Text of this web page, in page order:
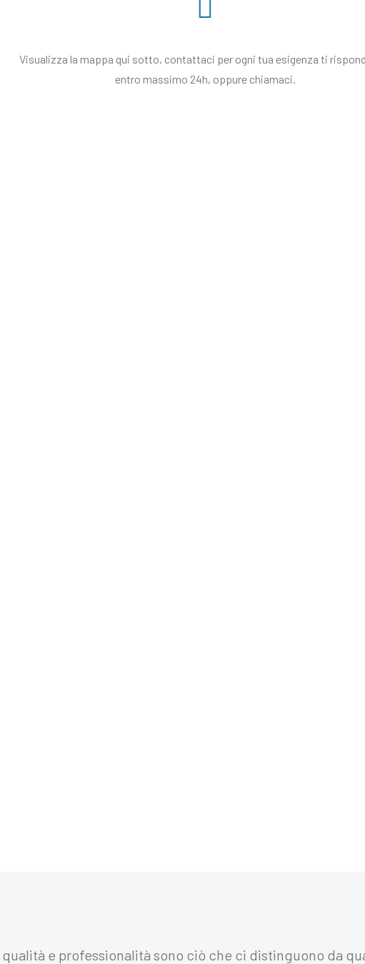
Visualizza la mappa qui sotto, contattaci per ogni tua esigenza ti
entro massimo 24h, oppure chiamaci.
qualità e professionalità sono ciò che ci distinguono da